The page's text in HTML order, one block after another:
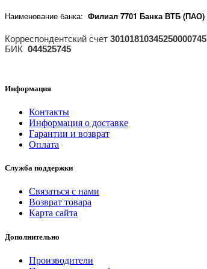
Наименование банка: Филиал 7701 Банка ВТБ (ПАО)
Корреспондентский счет 30101810345250000745
БИК 044525745
Информация
Контакты
Информация о доставке
Гарантии и возврат
Оплата
Служба поддержки
Связаться с нами
Возврат товара
Карта сайта
Дополнительно
Производители